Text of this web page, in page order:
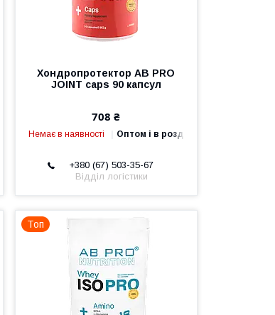
Хондропротектор AB PRO
JOINT caps 90 капсул
708 ₴
Немає в наявності Оптом і в роздріб
+380 (67) 503-35-67
Відділ логістики
Топ